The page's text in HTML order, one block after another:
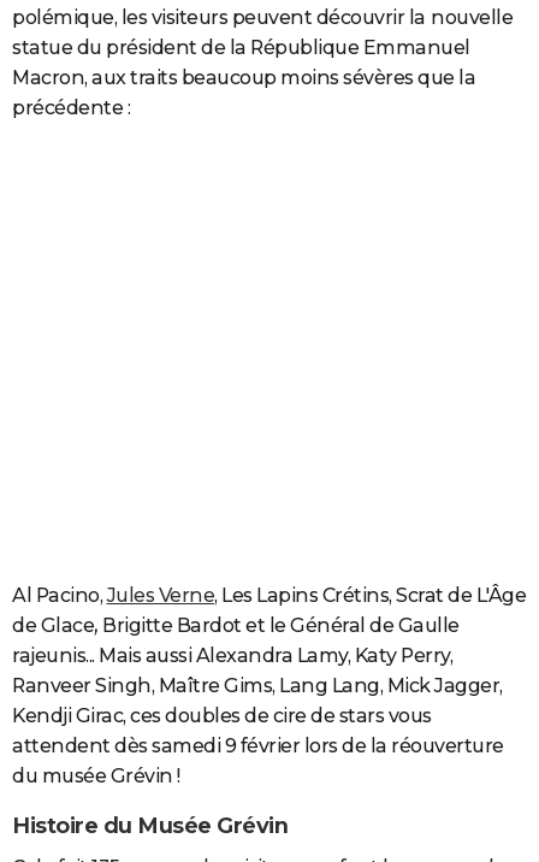
polémique, les visiteurs peuvent découvrir la nouvelle
statue du président de la République Emmanuel
Macron, aux traits beaucoup moins sévères que la
précédente :
Al Pacino,Jules Verne, Les Lapins Crétins, Scrat de L'Âge
de Glace, Brigitte Bardot et le Général de Gaulle
rajeunis... Mais aussi Alexandra Lamy, Katy Perry,
Ranveer Singh, Maître Gims, Lang Lang, Mick Jagger,
Kendji Girac, ces doubles de cire de stars vous
attendent dès samedi 9 février lors de la réouverture
du musée Grévin !
Histoire du Musée Grévin